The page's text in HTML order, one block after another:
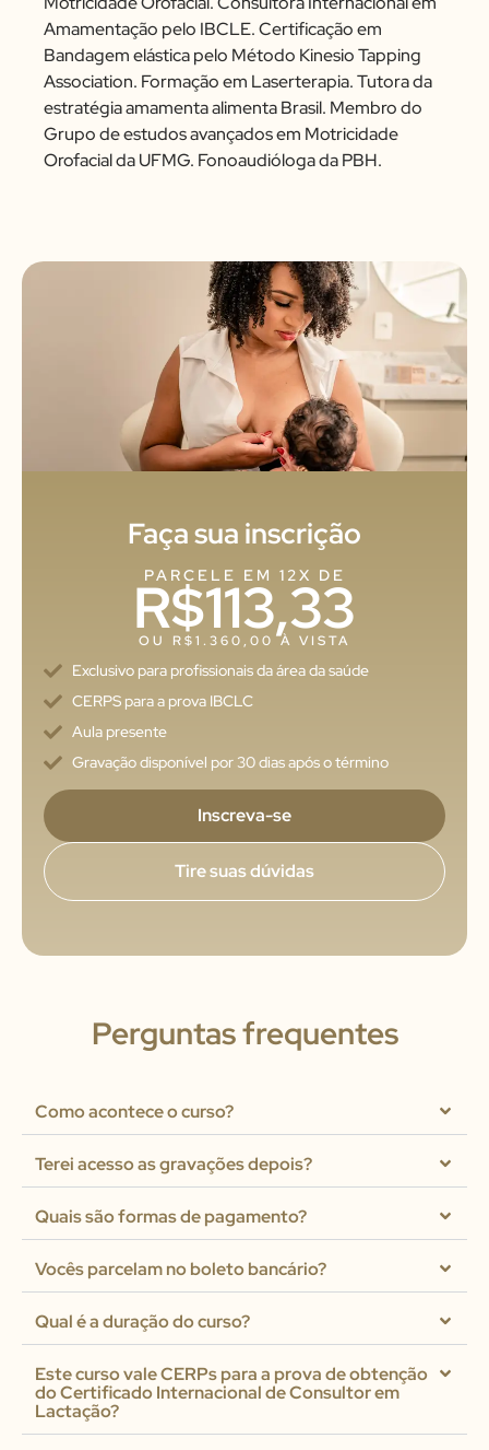
Amamentação pelo IBCLE. Certificação em
Bandagem elástica pelo Método Kinesio Tapping
Association. Formação em Laserterapia. Tutora da
estratégia amamenta alimenta Brasil. Membro do
Grupo de estudos avançados em Motricidade
Orofacial da UFMG. Fonoaudióloga da PBH.
Faça sua inscrição
PARCELE EM 12X DE
R$113,33
OU R$1.360,00 À VISTA
Exclusivo para profissionais da área da saúde
CERPS para a prova IBCLC
Aula presente
Gravação disponível por 30 dias após o término
Inscreva-se
Tire suas dúvidas
Perguntas frequentes
Como acontece o curso?
Terei acesso as gravações depois?
Quais são formas de pagamento?
Vocês parcelam no boleto bancário?
Qual é a duração do curso?
Este curso vale CERPs para a prova de obtenção
do Certificado Internacional de Consultor em
Lactação?